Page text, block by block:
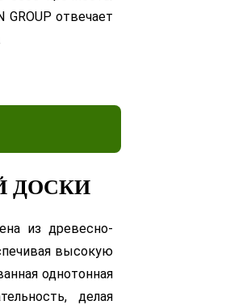
отвечает
ДОСКИ
из древесно-
высокую
однотонная
делая